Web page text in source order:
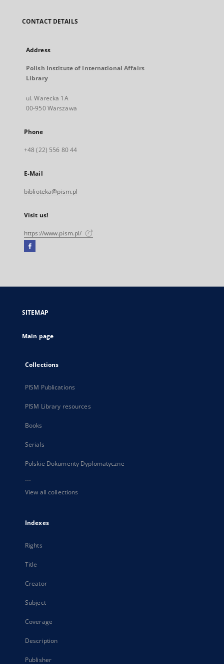
CONTACT DETAILS
Address
Polish Institute of International Affairs
Library
ul. Warecka 1A
00-950 Warszawa
Phone
+48 (22) 556 80 44
E-Mail
biblioteka@pism.pl
Visit us!
https://www.pism.pl/
Facebook
open
new
SITEMAP
Main page
Collections
PISM Publications
PISM Library resources
Books
Serials
Polskie Dokumenty Dyplomatyczne
...
View all collections
Indexes
Rights
Title
Creator
Subject
Coverage
Description
Publisher